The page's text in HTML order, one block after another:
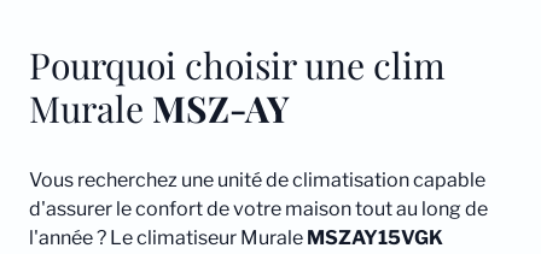
Pourquoi choisir une clim
Murale MSZ-AY
Vous recherchez une unité de climatisation capable
d'assurer le confort de votre maison tout au long de
l'année ? Le climatiseur Murale MSZAY15VGK